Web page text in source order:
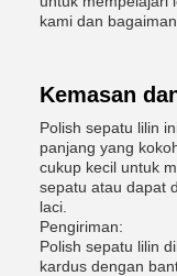
kami dan
Kemasan
Polish sepatu lilin
panjang yang
cukup kecil untuk
sepatu atau dapat
laci.
Pengiriman:
Polish sepatu lilin
kardus dengan